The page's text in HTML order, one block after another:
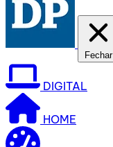
Fechar
DIGITAL
HOME